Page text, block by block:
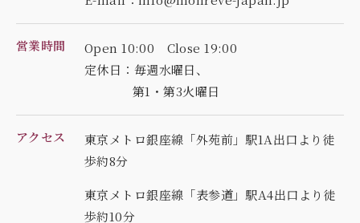
営業時間
Open 10:00 Close 19:00
定休日：毎週水曜日、
第1・第3火曜日
アクセス
東京メトロ銀座線「外苑前」駅1A出口より徒
歩約8分
東京メトロ銀座線「表参道」駅A4出口より徒
歩約10分